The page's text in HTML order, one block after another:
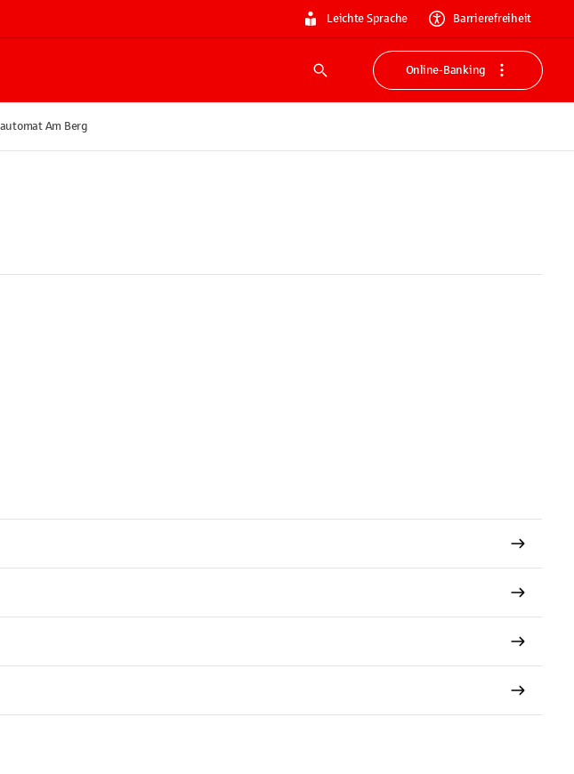
Leichte Sprache Barrierefreiheit
Suche
Online-Banking
Am Berg